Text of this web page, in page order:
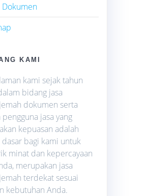
Dokumen
KAMI
kami sejak tahun
bidang jasa
dokumen serta
jasa yang
kepuasan adalah
bagi kami untuk
minat dan kepercayaan
merupakan jasa
terdekat sesuai
kebutuhan Anda.